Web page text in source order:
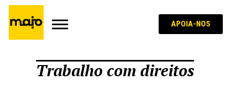
APOIA-NOS
Trabalho com direitos